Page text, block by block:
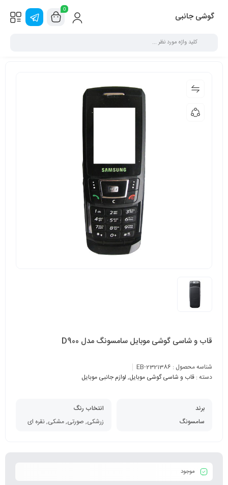
گوشی جانبی
0
قاب و شاسی گوشی موبایل سامسونگ مدل D900
شناسه محصول : EB-2321386
دسته : قاب و شاسی گوشی موبایل, لوازم جانبی موبایل
برند
سامسونگ
انتخاب رنگ
زرشکی, صورتی, مشکی, نقره ای
موجود